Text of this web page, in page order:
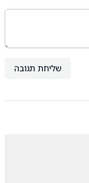
שליחת תגובה